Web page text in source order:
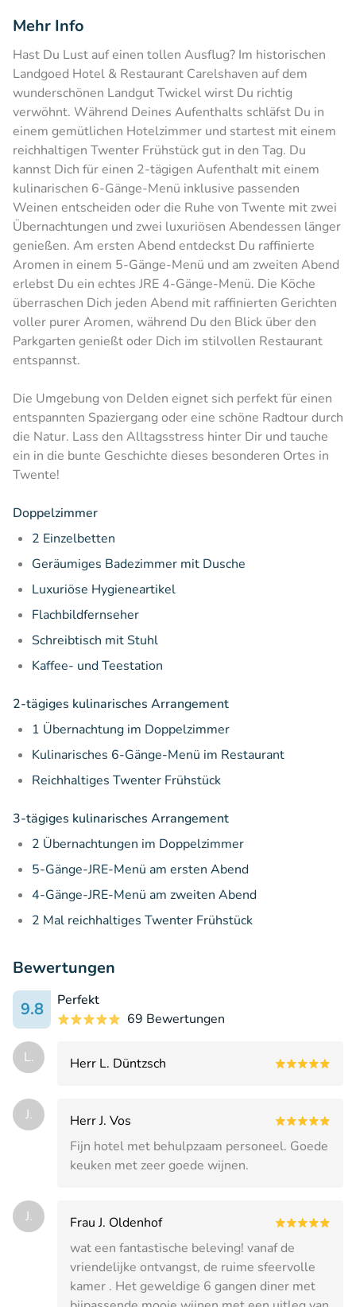
Mehr Info
Hast Du Lust auf einen tollen Ausflug? Im historischen
Landgoed Hotel & Restaurant Carelshaven auf dem
wunderschönen Landgut Twickel wirst Du richtig
verwöhnt. Während Deines Aufenthalts schläfst Du in
einem gemütlichen Hotelzimmer und startest mit einem
reichhaltigen Twenter Frühstück gut in den Tag. Du
kannst Dich für einen 2-tägigen Aufenthalt mit einem
kulinarischen 6-Gänge-Menü inklusive passenden
Weinen entscheiden oder die Ruhe von Twente mit zwei
Übernachtungen und zwei luxuriösen Abendessen länger
genießen. Am ersten Abend entdeckst Du raffinierte
Aromen in einem 5-Gänge-Menü und am zweiten Abend
erlebst Du ein echtes JRE 4-Gänge-Menü. Die Köche
überraschen Dich jeden Abend mit raffinierten Gerichten
voller purer Aromen, während Du den Blick über den
Parkgarten genießt oder Dich im stilvollen Restaurant
entspannst.
Die Umgebung von Delden eignet sich perfekt für einen
entspannten Spaziergang oder eine schöne Radtour durch
die Natur. Lass den Alltagsstress hinter Dir und tauche
ein in die bunte Geschichte dieses besonderen Ortes in
Twente!
Doppelzimmer
2 Einzelbetten
Geräumiges Badezimmer mit Dusche
Luxuriöse Hygieneartikel
Flachbildfernseher
Schreibtisch mit Stuhl
Kaffee- und Teestation
2-tägiges kulinarisches Arrangement
1 Übernachtung im Doppelzimmer
Kulinarisches 6-Gänge-Menü im Restaurant
Reichhaltiges Twenter Frühstück
3-tägiges kulinarisches Arrangement
2 Übernachtungen im Doppelzimmer
5-Gänge-JRE-Menü am ersten Abend
4-Gänge-JRE-Menü am zweiten Abend
2 Mal reichhaltiges Twenter Frühstück
Bewertungen
9.8
Perfekt
69 Bewertungen
L. Herr L. Düntzsch
J.
Herr J. Vos
Fijn hotel met behulpzaam personeel. Goede
keuken met zeer goede wijnen.
J.
Frau J. Oldenhof
wat een fantastische beleving! vanaf de
vriendelijke ontvangst, de ruime sfeervolle
kamer . Het geweldige 6 gangen diner met